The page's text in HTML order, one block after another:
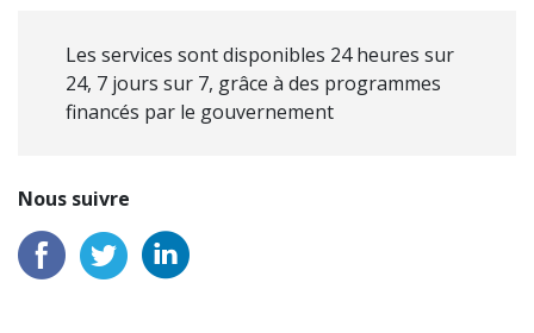
Les services sont disponibles 24 heures sur
24, 7 jours sur 7, grâce à des programmes
financés par le gouvernement
Nous suivre
Facebook
TwitterLinkedIn